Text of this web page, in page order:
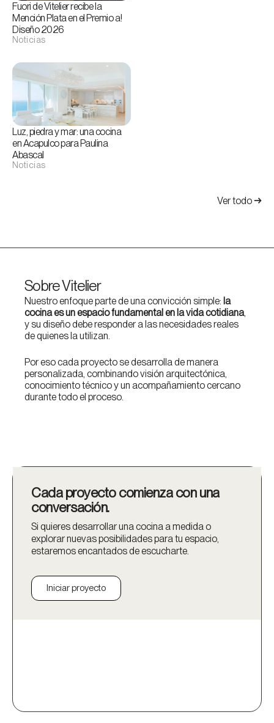
Fuori de Vitelier recibe la
Mención Plata en el Premio a!
Diseño 2026
Noticias
Luz, piedra y mar: una cocina
en Acapulco para Paulina
Abascal
Noticias
Ver todo→
Sobre Vitelier
Nuestro enfoque parte de una convicción simple: la
cocina es un espacio fundamental en la vida cotidiana,
y su diseño debe responder a las necesidades reales
de quienes la utilizan.
Por eso cada proyecto se desarrolla de manera
personalizada, combinando visión arquitectónica,
conocimiento técnico y un acompañamiento cercano
durante todo el proceso.
Cada proyecto comienza con una
conversación.
Si quieres desarrollar una cocina a medida o
explorar nuevas posibilidades para tu espacio,
estaremos encantados de escucharte.
Iniciar proyecto